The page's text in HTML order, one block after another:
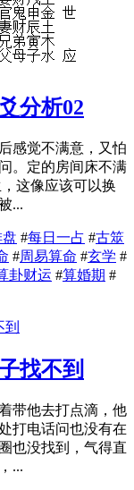
分析02
感觉不满意，又怕
。定的房间床不满
这像应该可以换
...
#每日一占 #古筮
#周易算命 #玄学 #
卦财运 #算婚期 #
找不到
带他去打点滴，他
打电话问也没有在
也没找到，气得直
...